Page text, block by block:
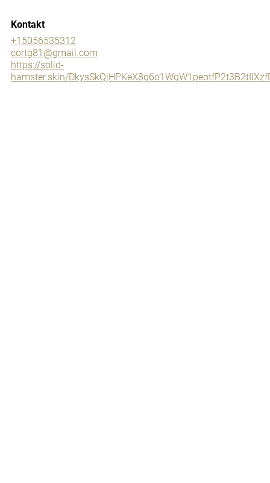
Kontakt
+15056535312
cortg81@gmail.com
https://solid-
hamster.skin/